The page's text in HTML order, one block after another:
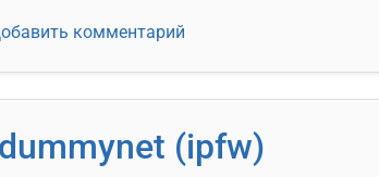
комментарий
(ipfw)